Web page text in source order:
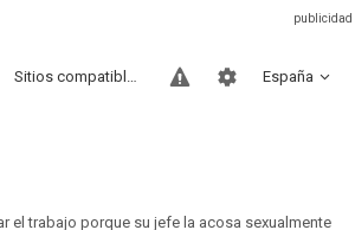
España
Sitios compatibles
el trabajo porque su jefe la acosa sexualmente